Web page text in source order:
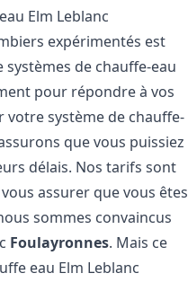
Elm Leblanc
expérimentés est
de chauffe-eau
pour répondre à vos
système de chauffe-
que vous puissiez
délais. Nos tarifs sont
assurer que vous êtes
sommes convaincus
Foulayronnes. Mais ce
eau Elm Leblanc